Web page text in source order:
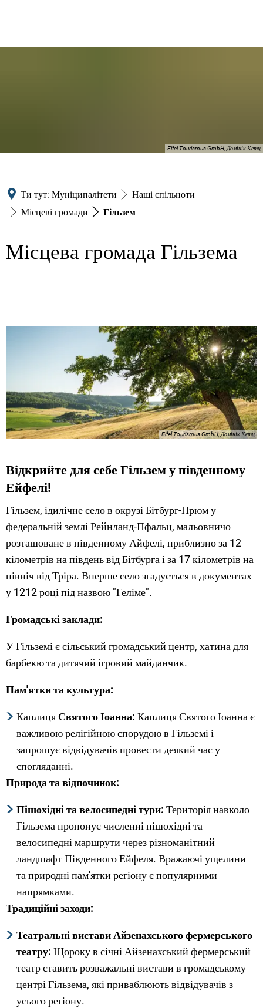
Eifel Tourismus GmbH, Домінік Кетц
Ти тут: Муніципалітети
Наші спільноти
Місцеві громади
Гільзем
Місцева громада Гільзема
Eifel Tourismus GmbH, Домінік Кетц
Відкрийте для себе Гільзем у південному
Ейфелі!
Гільзем, ідилічне село в окрузі Бітбург-Прюм у
федеральній землі Рейнланд-Пфальц, мальовничо
розташоване в південному Айфелі, приблизно за 12
кілометрів на південь від Бітбурга і за 17 кілометрів на
північ від Тріра. Вперше село згадується в документах
у 1212 році під назвою "Геліме".
Громадські заклади:
У Гільземі є сільський громадський центр, хатина для
барбекю та дитячий ігровий майданчик.
Пам'ятки та культура:
КаплицяСвятого Іоанна: Каплиця Святого Іоанна є
важливою релігійною спорудою в Гільземі і
запрошує відвідувачів провести деякий час у
спогляданні.
Природа та відпочинок:
Пішохідні та велосипедні тури: Територія навколо
Гільзема пропонує численні пішохідні та
велосипедні маршрути через різноманітний
ландшафт Південного Ейфеля. Вражаючі ущелини
та природні пам'ятки регіону є популярними
напрямками.
Традиційні заходи:
Театральні вистави Айзенахського фермерського
театру: Щороку в січні Айзенахський фермерський
театр ставить розважальні вистави в громадському
центрі Гільзема, які приваблюють відвідувачів з
усього регіону.